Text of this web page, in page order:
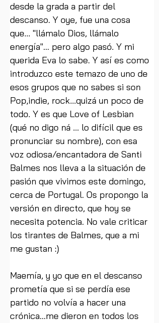
desde la grada a partir del
descanso. Y oye, fue una cosa
que... "llámalo Dios, llámalo
energía"... pero algo pasó. Y mi
querida Eva lo sabe. Y así es como
introduzco este temazo de uno de
esos grupos que no sabes si son
Pop,indie, rock...quizá un poco de
todo. Y es que Love of Lesbian
(qué no digo ná ... lo difícil que es
pronunciar su nombre), con esa
voz odiosa/encantadora de Santi
Balmes nos lleva a la situación de
pasión que vivimos este domingo,
cerca de Portugal. Os propongo la
versión en directo, que hoy se
necesita potencia. No vale criticar
los tirantes de Balmes, que a mi
me gustan :)
Maemía, y yo que en el descanso
prometía que si se perdía ese
partido no volvía a hacer una
crónica...me dieron en todos los